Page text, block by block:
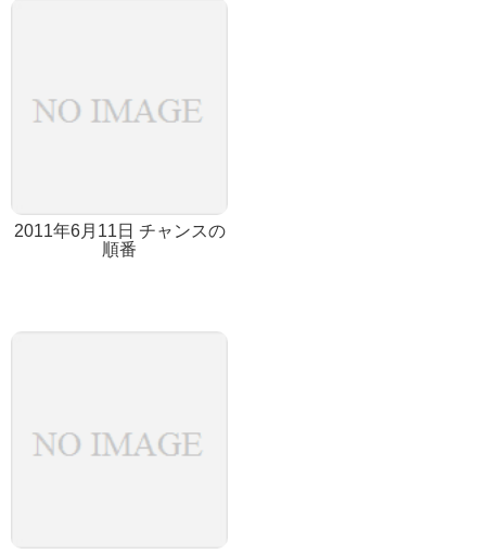
2011年6月11日 チャンスの
順番